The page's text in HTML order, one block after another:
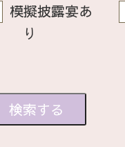
模擬披露宴あ
り